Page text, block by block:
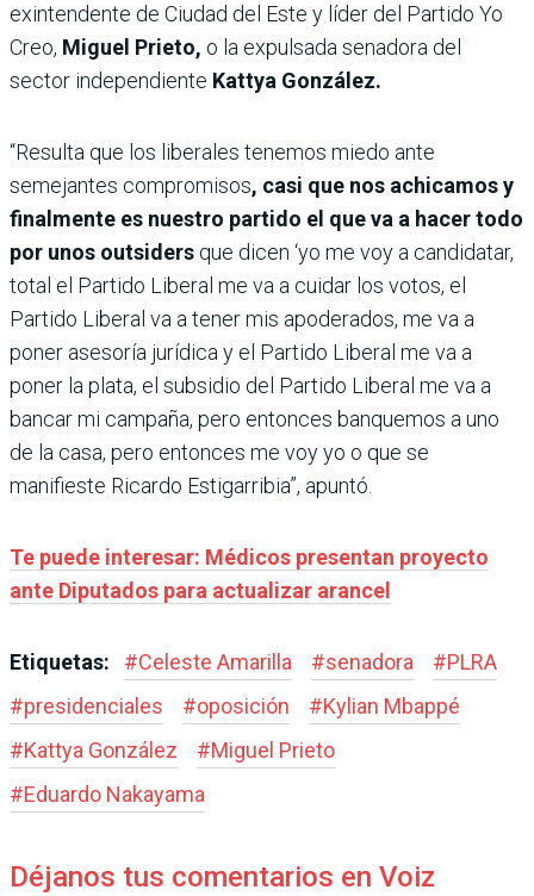
exintendente de Ciudad del Este y líder del Partido Yo
Creo, Miguel Prieto, o la expulsada senadora del
sector independiente Kattya González.
“Resulta que los liberales tenemos miedo ante
semejantes compromisos, casi que nos achicamos y
finalmente es nuestro partido el que va a hacer todo
por unos outsiders que dicen ‘yo me voy a candidatar,
total el Partido Liberal me va a cuidar los votos, el
Partido Liberal va a tener mis apoderados, me va a
poner asesoría jurídica y el Partido Liberal me va a
poner la plata, el subsidio del Partido Liberal me va a
bancar mi campaña, pero entonces banquemos a uno
de la casa, pero entonces me voy yo o que se
manifieste Ricardo Estigarribia”, apuntó.
Te puede interesar: Médicos presentan proyecto
ante Diputados para actualizar arancel
Etiquetas: #Celeste Amarilla #senadora #PLRA
#presidenciales #oposición #Kylian Mbappé
#Kattya González #Miguel Prieto
#Eduardo Nakayama
Déjanos tus comentarios en Voiz